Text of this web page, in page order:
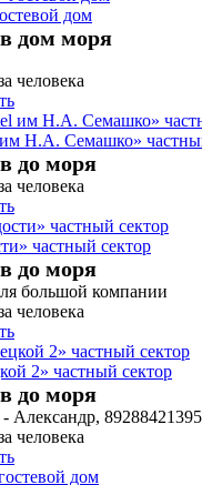
дом
дом моря
человека
Н.А. Семашко»
до моря
человека
частный сектор
до моря
большой компании
человека
2» частный сектор
до моря
Александр, 89288421395
человека